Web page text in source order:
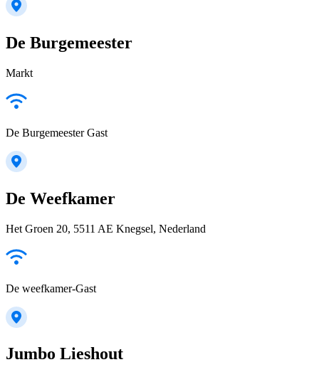
De Burgemeester
Markt
De Burgemeester Gast
De Weefkamer
Het Groen 20, 5511 AE Knegsel, Nederland
De weefkamer-Gast
Jumbo Lieshout